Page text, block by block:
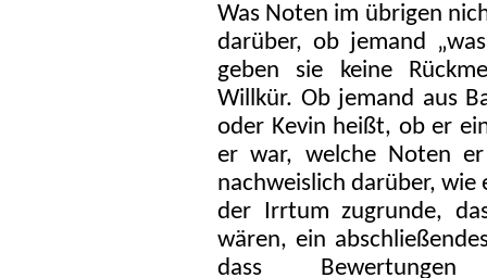
Was Noten im übrigen
darüber, ob jemand
geben sie keine
Willkür. Ob jemand aus
oder Kevin heißt, ob er
er war, welche Noten
nachweislich darüber, wie
der Irrtum zugrunde,
wären, ein
dass